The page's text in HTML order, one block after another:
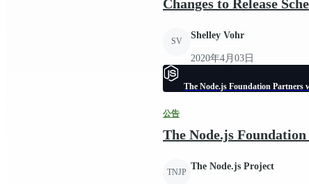
Changes to Release
SV
Shelley Vohr
2020年4月03日
The Node.js Foundation
公告
The Node.js
TNJP
The Node.js Project